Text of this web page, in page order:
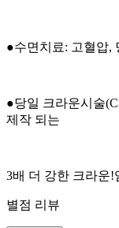
●수면치료: 고혈압,
●당일 크라운시술
제작 되는
3배 더 강한 크라운!
별점 리뷰